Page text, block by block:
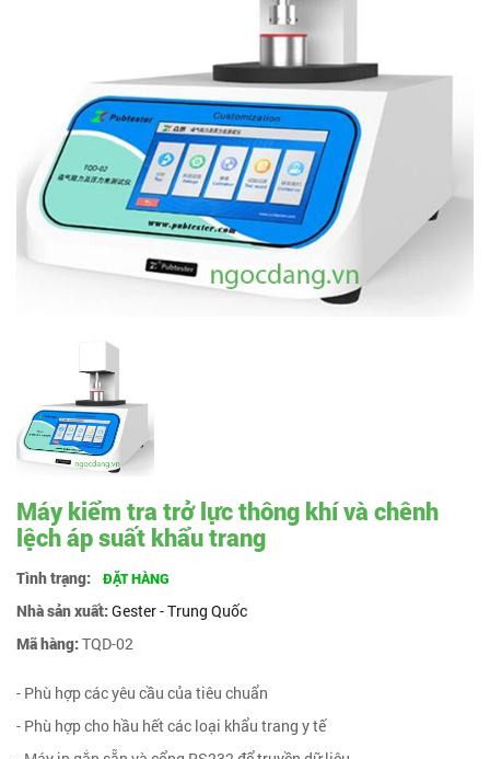
Máy kiểm tra trở lực thông khí và chênh
lệch áp suất khẩu trang
Tình trạng: ĐẶT HÀNG
Nhà sản xuất:Gester - Trung Quốc
Mã hàng:TQD-02
- Phù hợp các yêu cầu của tiêu chuẩn
- Phù hợp cho hầu hết các loại khẩu trang y tế